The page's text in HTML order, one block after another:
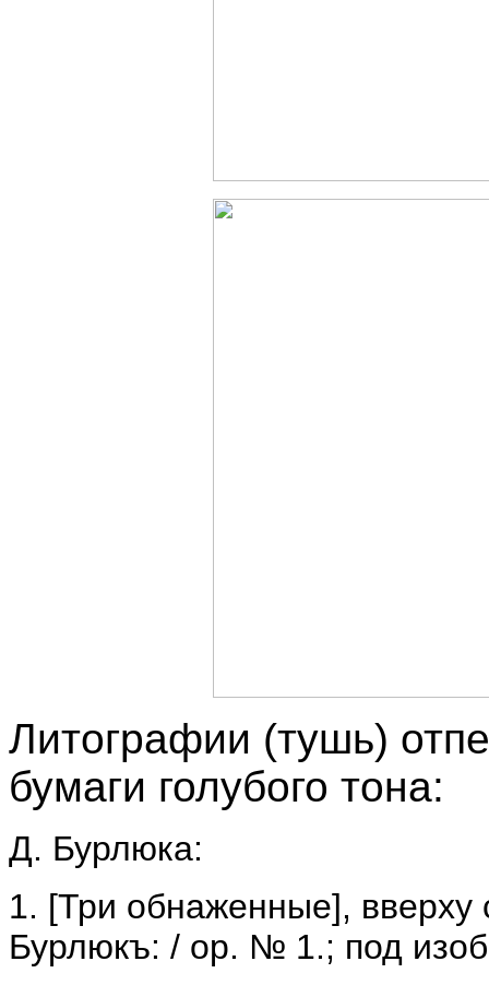
Литографии (тушь)
бумаги голубого тона:
Д. Бурлюка:
1. [Три обнаженные],
Бурлюкъ: / op. № 1.; под